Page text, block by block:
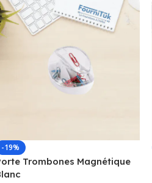
-19%
Trombones Magnétique